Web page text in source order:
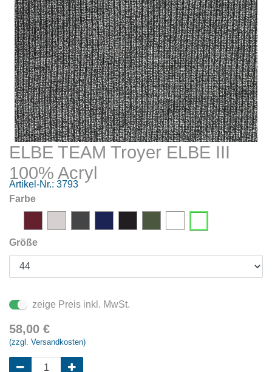
ELBE TEAM Troyer ELBE III
100% Acryl
Artikel-Nr.: 3793
Farbe
Größe
zeige Preis inkl. MwSt.
58,00 €
(zzgl. Versandkosten)